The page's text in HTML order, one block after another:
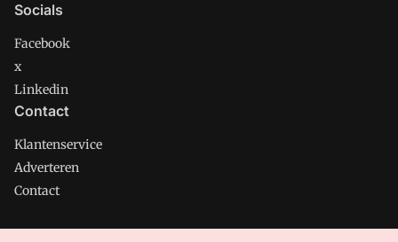
Socials
Facebook
x
Linkedin
Contact
Klantenservice
Adverteren
Contact